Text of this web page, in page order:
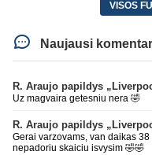
VISOS
Naujausi
R. Araujo papildys
Uz magvaira getesniu nera 🤣
R. Araujo papildys
Gerai varzovams, van daikas
nepadoriu skaiciu isvysim 🤣🤣